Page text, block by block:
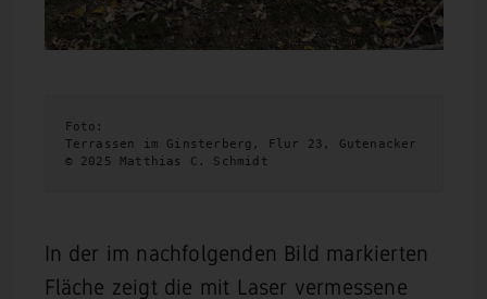
Foto:
© 2025 Matthias C. Schmidt
In der im nachfolgenden Bild markierten
Fläche zeigt die mit Laser vermessene